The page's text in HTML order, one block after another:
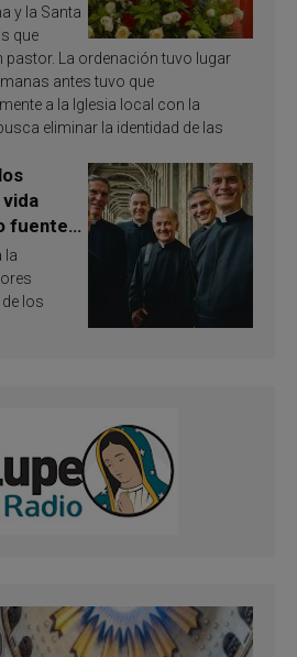
y la Santa
que
pastor. La ordenación tuvo lugar
antes tuvo que
a la Iglesia local con la
eliminar la identidad de las
fuente
la
los